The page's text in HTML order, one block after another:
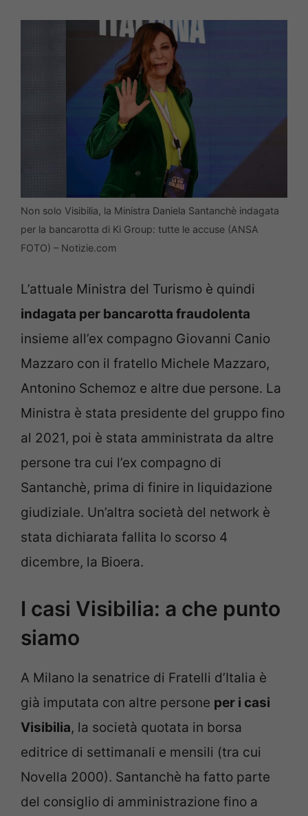
Non solo Visibilia, la Ministra Daniela Santanchè indagata
per la bancarotta di Ki Group: tutte le accuse (ANSA
FOTO) – Notizie.com
L’attuale Ministra del Turismo è quindi
indagata per bancarotta fraudolenta
insieme all’ex compagno Giovanni Canio
Mazzaro con il fratello Michele Mazzaro,
Antonino Schemoz e altre due persone. La
Ministra è stata presidente del gruppo fino
al 2021, poi è stata amministrata da altre
persone tra cui l’ex compagno di
Santanchè, prima di finire in liquidazione
giudiziale. Un’altra società del network è
stata dichiarata fallita lo scorso 4
dicembre, la Bioera.
I casi Visibilia: a che punto
siamo
A Milano la senatrice di Fratelli d’Italia è
già imputata con altre persone per i casi
Visibilia, la società quotata in borsa
editrice di settimanali e mensili (tra cui
Novella 2000). Santanchè ha fatto parte
del consiglio di amministrazione fino a